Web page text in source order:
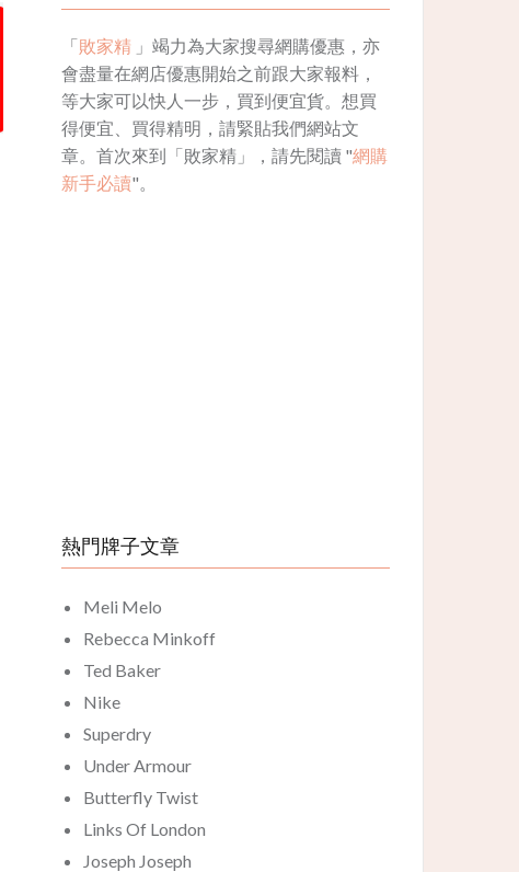
「敗家精 」竭力為大家搜尋網購優惠，亦
會盡量在網店優惠開始之前跟大家報料，
等大家可以快人一步，買到便宜貨。想買
得便宜、買得精明，請緊貼我們網站文
章。首次來到「敗家精」，請先閱讀 "網購
新手必讀"。
熱門牌子文章
Meli Melo
Rebecca Minkoff
Ted Baker
Nike
Superdry
Under Armour
Butterfly Twist
Links Of London
Joseph Joseph